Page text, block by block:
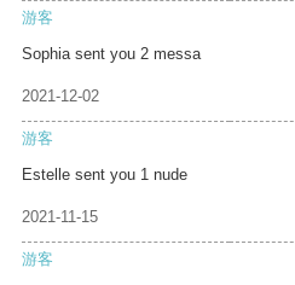
游客
Sophia sent you 2 messa
2021-12-02
游客
Estelle sent you 1 nude
2021-11-15
游客